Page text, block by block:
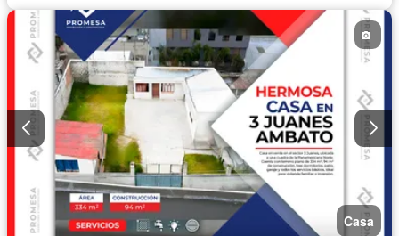
Casa